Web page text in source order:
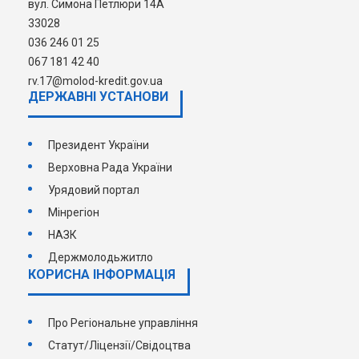
вул. Симона Петлюри 14А
33028
036 246 01 25
067 181 42 40
rv.17@molod-kredit.gov.ua
ДЕРЖАВНI УСТАНОВИ
Президент України
Верховна Рада України
Урядовий портал
Мінрегіон
НАЗК
Держмолодьжитло
КОРИСНА ІНФОРМАЦІЯ
Про Регіональне управління
Статут/Ліцензії/Свідоцтва